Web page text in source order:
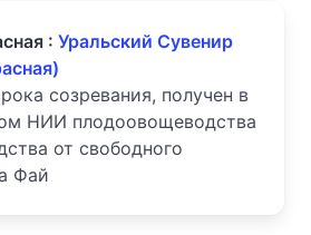
: Уральский Сувенир
созревания, получен в
НИИ плодоовощеводства
от свободного
Фай